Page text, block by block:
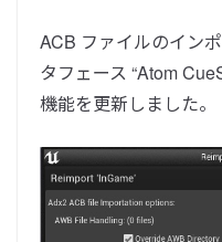
ACB ファイルのイン
タフェース “Atom
機能を更新しました。